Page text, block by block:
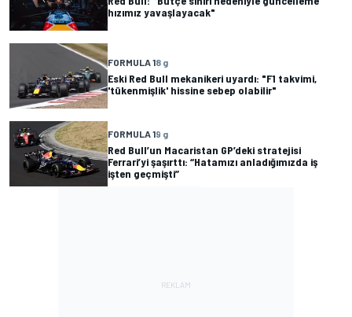
hızımız yavaşlayacak"
FORMULA 18 g
Eski Red Bull mekanikeri uyardı: "F1 takvimi,
'tükenmişlik' hissine sebep olabilir"
FORMULA 19 g
Red Bull’un Macaristan GP’deki stratejisi
Ferrari’yi şaşırttı: “Hatamızı anladığımızda iş
işten geçmişti”